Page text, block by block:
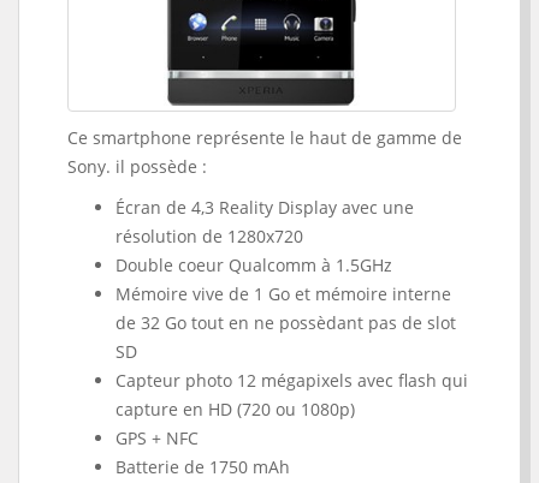
Ce smartphone représente le haut de gamme de
Sony. il possède :
Écran de 4,3 Reality Display avec une
résolution de 1280x720
Double coeur Qualcomm à 1.5GHz
Mémoire vive de 1 Go et mémoire interne
de 32 Go tout en ne possèdant pas de slot
SD
Capteur photo 12 mégapixels avec flash qui
capture en HD (720 ou 1080p)
GPS + NFC
Batterie de 1750 mAh